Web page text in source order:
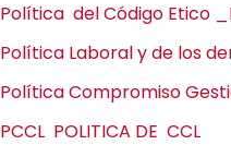
Política del Código Etico
Política Laboral y de los
Política Compromiso
PCCL POLITICA DE CCL